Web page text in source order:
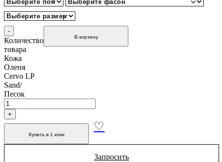
Количество
товара
Кожа
Оленя
Cervo LP
Sand/
Песок
В корзину
Купить в 1 клик
Запросить